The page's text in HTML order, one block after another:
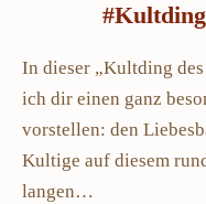
In dieser „Kultding
ich dir einen ganz
vorstellen: den
Kultige auf diesem
langen…
Highlights